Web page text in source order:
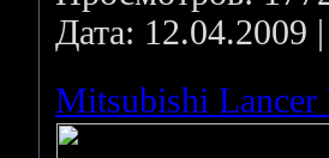
Дата: 12.04.2009
Mitsubishi